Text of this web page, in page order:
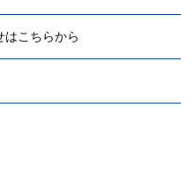
はこちらから